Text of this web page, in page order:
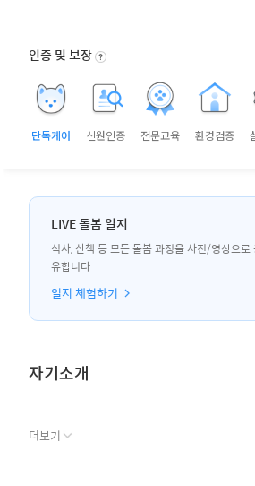
인증 및 보장
단독케어 신원인증 전문교육 환경검증
LIVE 돌봄 일지
식사, 산책 등 모든 돌봄 과정을 사진/영상으로
유합니다
일지 체험하기
자기소개
더보기